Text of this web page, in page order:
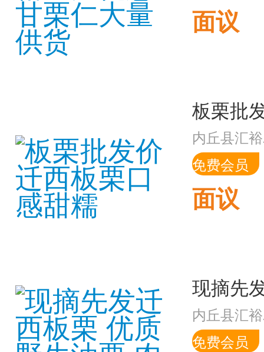
面议
内丘县汇
免费会员
面议
内丘县汇
免费会员